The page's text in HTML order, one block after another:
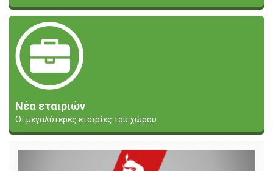
Νέα εταιριών
Οι μεγαλύτερες εταιρίες του χώρου